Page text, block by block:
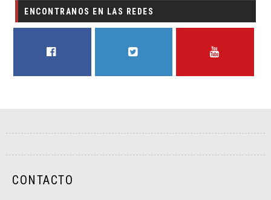
ENCONTRANOS EN LAS REDES
CONTACTO